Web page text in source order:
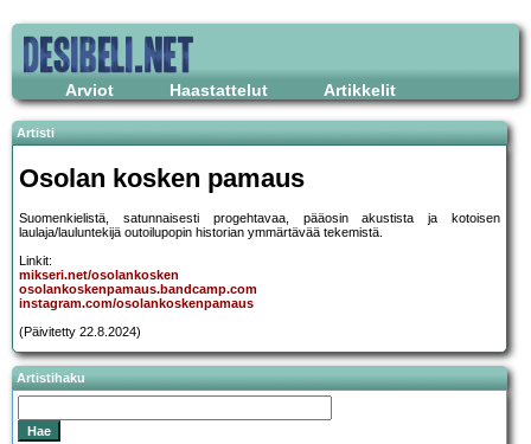
Arviot Haastattelut Artikkelit
Artisti
Osolan kosken pamaus
Suomenkielistä, satunnaisesti progehtavaa, pääosin akustista ja kotoisen
laulaja/lauluntekijä outoilupopin historian ymmärtävää tekemistä.
Linkit:
mikseri.net/osolankosken
osolankoskenpamaus.bandcamp.com
instagram.com/osolankoskenpamaus
(Päivitetty 22.8.2024)
Artistihaku